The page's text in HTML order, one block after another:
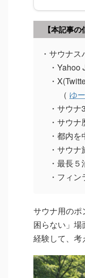
【本記事の
・サウナ
・Yahoo
・
（ ゆ
・サウナ
・サウナ
・都内を
・サウナ
・最長５
・フィン
サウナ用のポ
困らない」
経験して、考